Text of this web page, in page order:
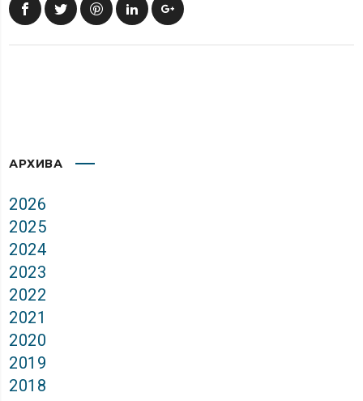
АРХИВА
2026
2025
2024
2023
2022
2021
2020
2019
2018